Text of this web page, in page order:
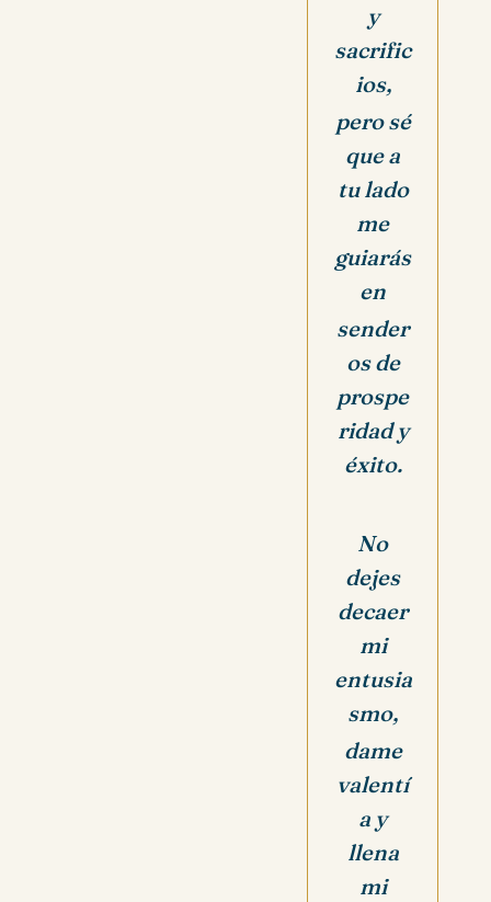
y
sacrific
ios,
pero sé
que a
tu lado
me
guiarás
en
sender
os de
prospe
ridady
éxito.
No
dejes
decaer
mi
entusia
smo,
dame
valentí
a y
llena
mi